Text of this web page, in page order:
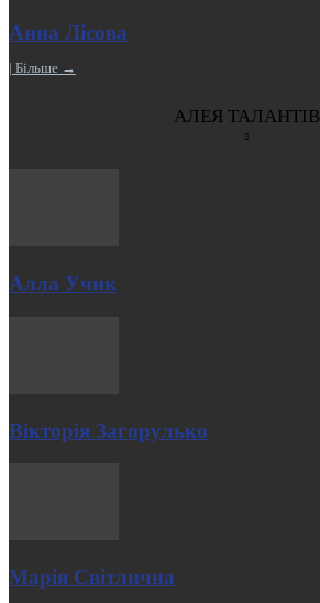
Анна Лісова
| Більше →
АЛЕЯ ТАЛАНТІВ
Алла Учик
Вікторія Загорулько
Марія Світлична